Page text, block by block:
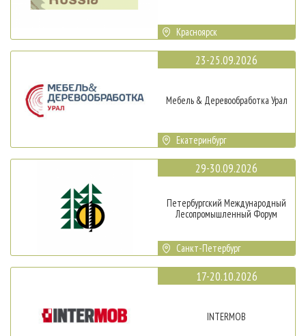
Красноярск
23-25.09.2026
Мебель & Деревообработка Урал
Екатеринбург
29-30.09.2026
Петербургский Международный
Лесопромышленный Форум
Санкт-Петербург
17-20.10.2026
INTERMOB